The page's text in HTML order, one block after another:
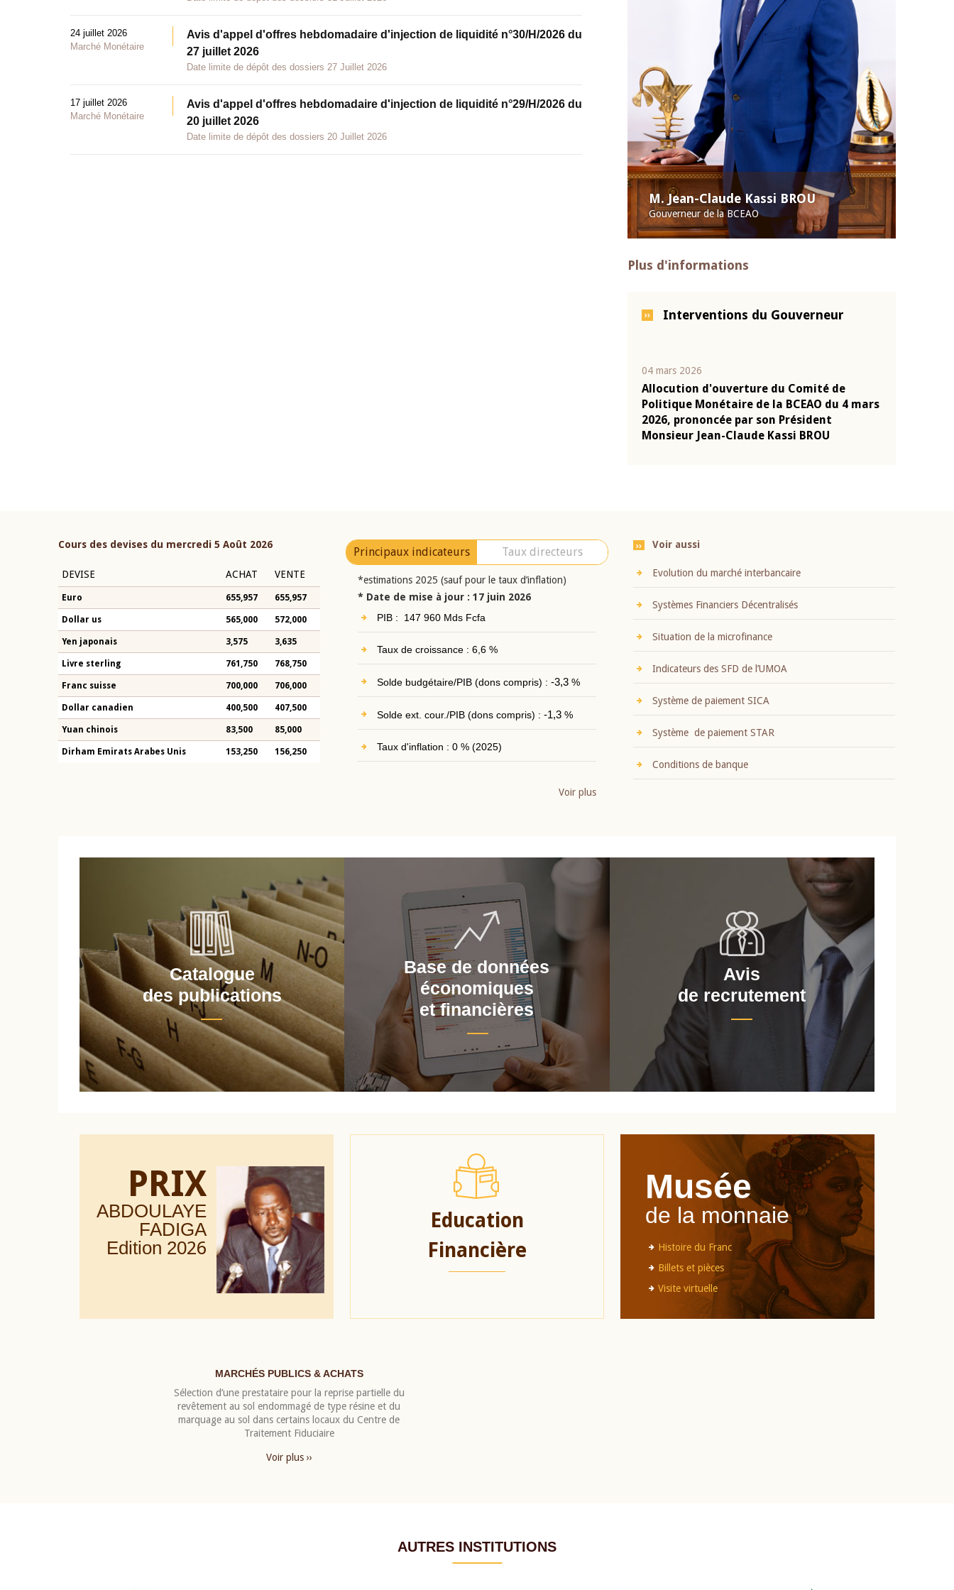
M. Jean-Claude Kassi BROU
Gouverneur de la BCEAO
Plus d'informations
Interventions du Gouverneur
04 mars 2026
Allocution d'ouverture du Comité de
Politique Monétaire de la BCEAO du 4 mars
2026, prononcée par son Président
Monsieur Jean-Claude Kassi BROU
24 juillet 2026
Marché Monétaire
Avis d'appel d'offres hebdomadaire d'injection de liquidité n°30/H/2026 du
27 juillet 2026
Date limite de dépôt des dossiers 27 Juillet 2026
17 juillet 2026
Marché Monétaire
Avis d'appel d'offres hebdomadaire d'injection de liquidité n°29/H/2026 du
20 juillet 2026
Date limite de dépôt des dossiers 20 Juillet 2026
Cours des devises du mercredi 5 Août 2026
DEVISE ACHAT VENTE
Euro 655,957 655,957
Dollar us 565,000 572,000
Yen japonais 3,575 3,635
Livre sterling 761,750 768,750
Franc suisse 700,000 706,000
Dollar canadien 400,500 407,500
Yuan chinois 83,500 85,000
Dirham Emirats Arabes Unis 153,250 156,250
Principaux indicateurs Taux directeurs
*estimations 2025 (sauf pour le taux d’inflation)
* Date de mise à jour : 17 juin 2026
PIB : 147 960 Mds Fcfa
Taux de croissance : 6,6 %
Solde budgétaire/PIB (dons compris) : -3,3%
Solde ext. cour./PIB (dons compris) : -1,3%
Taux d'inflation : 0 % (2025)
Voir plus
Voir aussi
Evolution du marché interbancaire
Systèmes Financiers Décentralisés
Situation de la microfinance
Indicateurs des SFD de l’UMOA
Système de paiement SICA
Système de paiement STAR
Conditions de banque
Catalogue
des publications
Base de données
économiques
et financières
Avis
de recrutement
PRIX
ABDOULAYE
FADIGA
Edition 2026
Education
Financière
Musée
de la monnaie
Histoire du Franc
Billets et pièces
Visite virtuelle
MARCHÉS PUBLICS & ACHATS
Sélection d’une prestataire pour la reprise partielle du
revêtement au sol endommagé de type résine et du
marquage au sol dans certains locaux du Centre de
Traitement Fiduciaire
Voir plus ››
AUTRES INSTITUTIONS